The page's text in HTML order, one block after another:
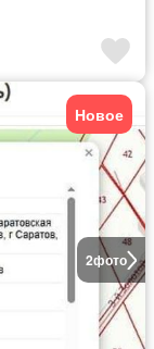
2фото
Новое